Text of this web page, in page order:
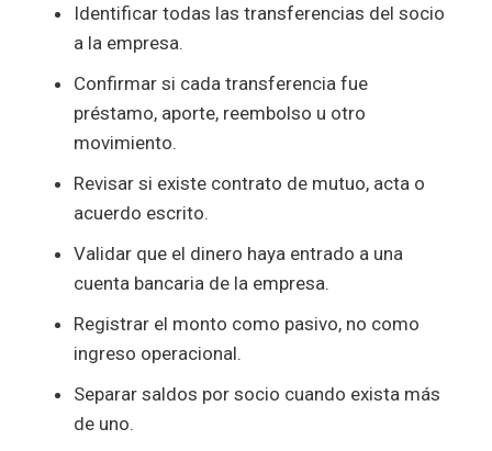
Identificar todas las transferencias del socio
a la empresa.
Confirmar si cada transferencia fue
préstamo, aporte, reembolso u otro
movimiento.
Revisar si existe contrato de mutuo, acta o
acuerdo escrito.
Validar que el dinero haya entrado a una
cuenta bancaria de la empresa.
Registrar el monto como pasivo, no como
ingreso operacional.
Separar saldos por socio cuando exista más
de uno.